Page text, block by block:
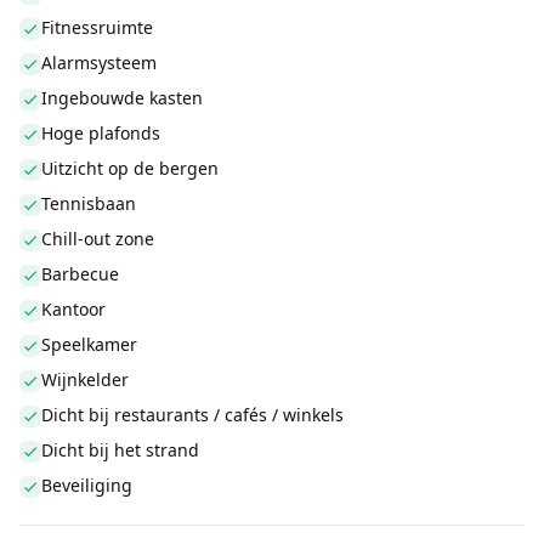
Fitnessruimte
Alarmsysteem
Ingebouwde kasten
Hoge plafonds
Uitzicht op de bergen
Tennisbaan
Chill-out zone
Barbecue
Kantoor
Speelkamer
Wijnkelder
Dicht bij restaurants / cafés / winkels
Dicht bij het strand
Beveiliging